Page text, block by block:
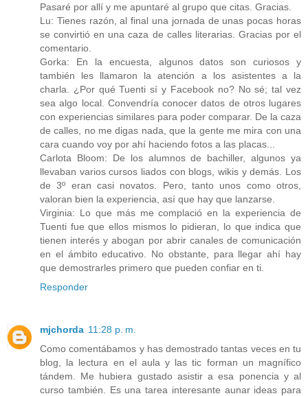
Pasaré por allí y me apuntaré al grupo que citas. Gracias.
Lu: Tienes razón, al final una jornada de unas pocas horas
se convirtió en una caza de calles literarias. Gracias por el
comentario.
Gorka: En la encuesta, algunos datos son curiosos y
también les llamaron la atención a los asistentes a la
charla. ¿Por qué Tuenti sí y Facebook no? No sé; tal vez
sea algo local. Convendría conocer datos de otros lugares
con experiencias similares para poder comparar. De la caza
de calles, no me digas nada, que la gente me mira con una
cara cuando voy por ahí haciendo fotos a las placas...
Carlota Bloom: De los alumnos de bachiller, algunos ya
llevaban varios cursos liados con blogs, wikis y demás. Los
de 3º eran casi novatos. Pero, tanto unos como otros,
valoran bien la experiencia, así que hay que lanzarse.
Virginia: Lo que más me complació en la experiencia de
Tuenti fue que ellos mismos lo pidieran, lo que indica que
tienen interés y abogan por abrir canales de comunicación
en el ámbito educativo. No obstante, para llegar ahí hay
que demostrarles primero que pueden confiar en ti.
Responder
mjchorda 11:28 p. m.
Como comentábamos y has demostrado tantas veces en tu
blog, la lectura en el aula y las tic forman un magnífico
tándem. Me hubiera gustado asistir a esa ponencia y al
curso también. Es una tarea interesante aunar ideas para